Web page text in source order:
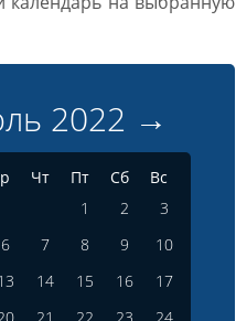
2022 →
Чт Пт Сб
Вс
1
2
3
6 7 8 9
10
14 15 16
17